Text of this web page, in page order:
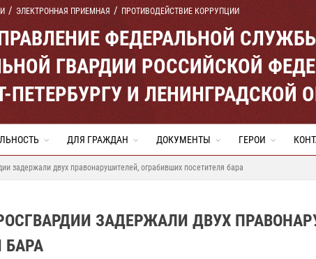
ЭЛЕКТРОННАЯ ПРИЕМНАЯ ПРОТИВОДЕЙСТВИЕ КОРРУПЦИИ
ФЕДЕРАЛЬНОЙ
ГВАРДИИ РОССИЙСКОЙ
ПЕТЕРБУРГУ И ЛЕНИНГРАДСКОЙ
ДЛЯ ГРАЖДАН ДОКУМЕНТЫ ГЕРОИ
задержали двух правонарушителей, ограбивших посетителя бара
ЗАДЕРЖАЛИ ДВУХ
БАРА